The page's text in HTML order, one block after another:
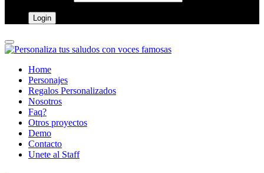
Home
Personajes
Regalos Personalizados
Nosotros
Faq?
Otros proyectos
Demo
Contacto
Unete al Staff